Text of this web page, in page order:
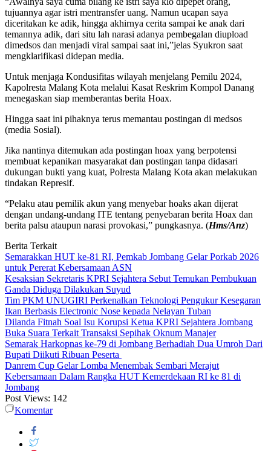
tujuannya agar istri mentransfer uang. Namun ucapan saya
diceritakan ke adik, hingga akhirnya cerita sampai ke anak dari
temannya adik, dari situ lah narasi adanya pembegalan diupload
dimedsos dan menjadi viral sampai saat ini,”jelas Syukron saat
mengklarifikasi didepan media.
Untuk menjaga Kondusifitas wilayah menjelang Pemilu 2024,
Kapolresta Malang Kota melalui Kasat Reskrim Kompol Danang
menegaskan siap memberantas berita Hoax.
Hingga saat ini pihaknya terus memantau postingan di medsos
(media Sosial).
Jika nantinya ditemukan ada postingan hoax yang berpotensi
membuat kepanikan masyarakat dan postingan tanpa didasari
dukungan bukti yang kuat, Polresta Malang Kota akan melakukan
tindakan Represif.
“Pelaku atau pemilik akun yang menyebar hoaks akan dijerat
dengan undang-undang ITE tentang penyebaran berita Hoax dan
berita palsu ataupun narasi provokasi,” pungkasnya. (Hms/Anz)
Berita Terkait
Semarakkan HUT ke-81 RI, Pemkab Jombang Gelar Porkab 2026
untuk Pererat Kebersamaan ASN
Kesaksian Sekretaris KPRI Sejahtera Sebut Temukan Pembukuan
Ganda Diduga Dilakukan Suyud
Tim PKM UNUGIRI Perkenalkan Teknologi Pengukur Kesegaran
Ikan Berbasis Electronic Nose kepada Nelayan Tuban
Dilanda Fitnah Soal Isu Korupsi Ketua KPRI Sejahtera Jombang
Buka Suara Terkait Transaksi Sepihak Oknum Manajer
Semarak Harkopnas ke-79 di Jombang Berhadiah Dua Umroh Dari
Bupati Diikuti Ribuan Peserta
Danrem Cup Gelar Lomba Menembak Sembari Merajut
Kebersamaan Dalam Rangka HUT Kemerdekaan RI ke 81 di
Jombang
Post Views: 142
Komentar